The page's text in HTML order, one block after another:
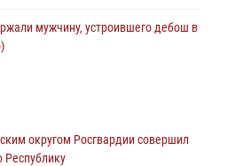
мужчину, устроившего дебош в
спецназа Росгвардии
округом Росгвардии совершил
Республику